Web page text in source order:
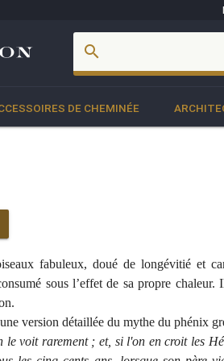
search
DE CHEMINÉE
fabuleux, doué de longévitié et
sous l’effet de sa propre chaleur.
version détaillée du mythe du phénix
le voit rarement ; et, si l'on en croit les